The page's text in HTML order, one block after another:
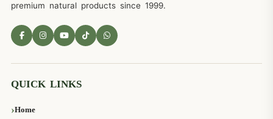
premium natural products since 1999.
QUICK LINKS
Home